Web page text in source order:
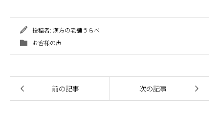
投稿者: 漢方の老舗うらべ
お客様の声
前の記事 次の記事